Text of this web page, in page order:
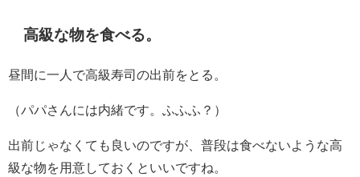
高級な物を食べる。
昼間に一人で高級寿司の出前をとる。
（パパさんには内緒です。ふふふ？）
出前じゃなくても良いのですが、普段は食べないような高
級な物を用意しておくといいですね。